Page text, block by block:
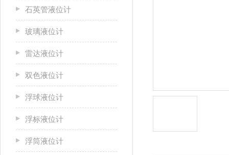
石英管液位计
玻璃液位计
雷达液位计
双色液位计
浮球液位计
浮标液位计
浮筒液位计